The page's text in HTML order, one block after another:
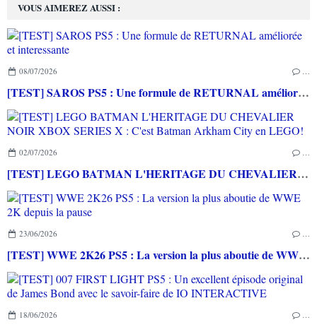
VOUS AIMEREZ AUSSI :
08/07/2026 …
[TEST] SAROS PS5 : Une formule de RETURNAL améliorée et interessante
02/07/2026 …
[TEST] LEGO BATMAN L'HERITAGE DU CHEVALIER NOIR XBOX SERIES X : C'est Batman Arkham City en LEGO!
23/06/2026 …
[TEST] WWE 2K26 PS5 : La version la plus aboutie de WWE 2K depuis la pause
18/06/2026 …